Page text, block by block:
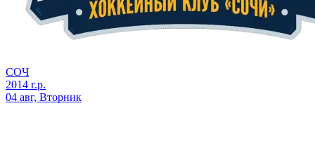
СОЧ
2014 г.р.
04 авг, Вторник